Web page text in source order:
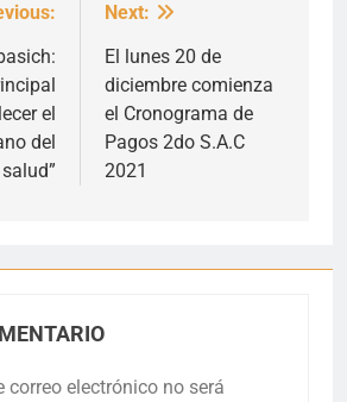
el
del
Next:
El lunes 20 de
diciembre comienza
el Cronograma de
Pagos 2do S.A.C
2021
correo electrónico no será